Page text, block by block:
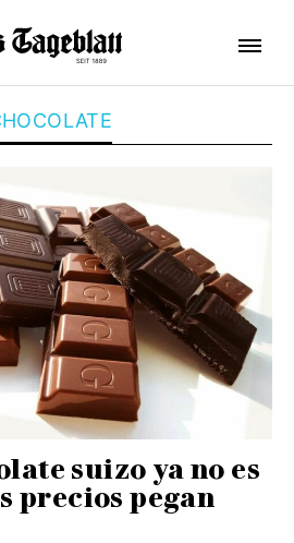
suizo ya no es
precios pegan